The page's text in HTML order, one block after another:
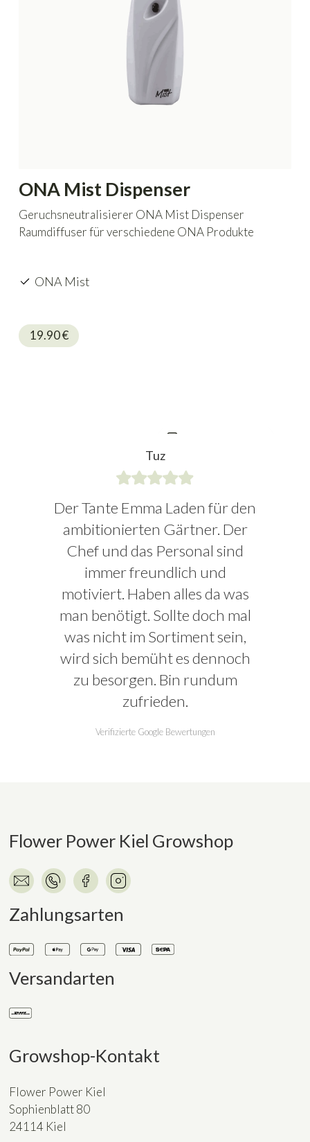
ONA Mist Dispenser
Geruchsneutralisierer ONA Mist Dispenser
Raumdiffuser für verschiedene ONA Produkte
ONA Mist
19.90€
Tuz
Der Tante Emma Laden für den
ambitionierten Gärtner. Der
Chef und das Personal sind
immer freundlich und
motiviert. Haben alles da was
man benötigt. Sollte doch mal
was nicht im Sortiment sein,
wird sich bemüht es dennoch
zu besorgen. Bin rundum
zufrieden.
Verifizierte Google Bewertungen
Flower Power Kiel Growshop
Zahlungsarten
Versandarten
Growshop-Kontakt
Flower Power Kiel
Sophienblatt 80
24114 Kiel